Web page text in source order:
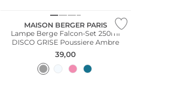
MAISON BERGER PARIS
Lampe Berge Falcon-Set 250ml
DISCO GRISE Poussiere Ambre
39,00